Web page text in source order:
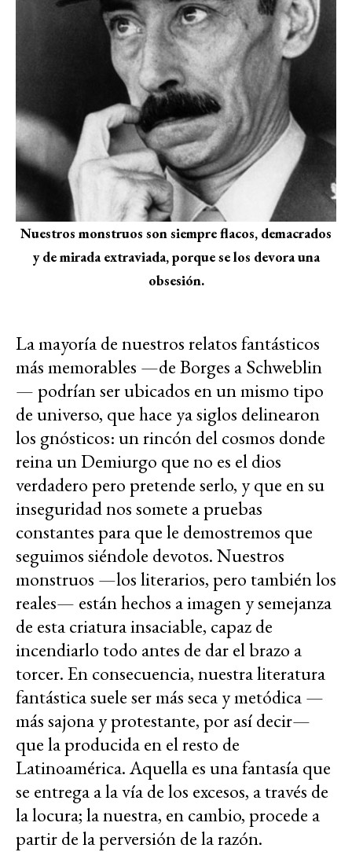
Nuestros monstruos son siempre flacos, demacrados
y de mirada extraviada, porque se los devora una
obsesión.
La mayoría de nuestros relatos fantásticos
más memorables —de Borges a Schweblin
— podrían ser ubicados en un mismo tipo
de universo, que hace ya siglos delinearon
los gnósticos: un rincón del cosmos donde
reina un Demiurgo que no es el dios
verdadero pero pretende serlo, y que en su
inseguridad nos somete a pruebas
constantes para que le demostremos que
seguimos siéndole devotos. Nuestros
monstruos —los literarios, pero también los
reales— están hechos a imagen y semejanza
de esta criatura insaciable, capaz de
incendiarlo todo antes de dar el brazo a
torcer. En consecuencia, nuestra literatura
fantástica suele ser más seca y metódica —
más sajona y protestante, por así decir—
que la producida en el resto de
Latinoamérica. Aquella es una fantasía que
se entrega a la vía de los excesos, a través de
la locura; la nuestra, en cambio, procede a
partir de la perversión de la razón.